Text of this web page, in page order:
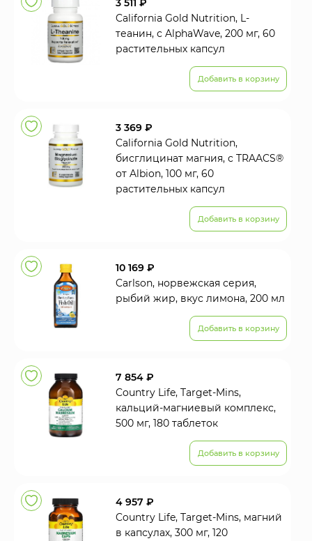
3 511 ₽
California Gold Nutrition, L-
теанин, с AlphaWave, 200 мг, 60
растительных капсул
Добавить в корзину
3 369 ₽
California Gold Nutrition,
бисглицинат магния, с TRAACS®
от Albion, 100 мг, 60
растительных капсул
Добавить в корзину
10 169 ₽
Carlson, норвежская серия,
рыбий жир, вкус лимона, 200 мл
Добавить в корзину
7 854 ₽
Country Life, Target-Mins,
кальций-магниевый комплекс,
500 мг, 180 таблеток
Добавить в корзину
4 957 ₽
Country Life, Target-Mins, магний
в капсулах, 300 мг, 120